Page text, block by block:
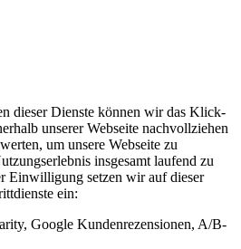
dieser Dienste können wir das Klick-
unserer Webseite nachvollziehen
um unsere Webseite zu
insgesamt laufend zu
Einwilligung setzen wir auf dieser
ein:
Google Kundenrezensionen, A/B-